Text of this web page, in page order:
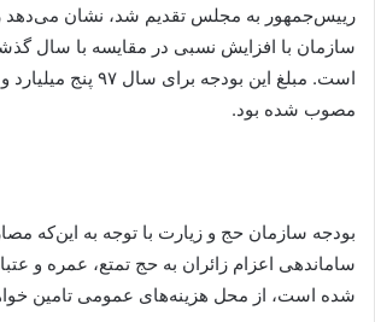
رییس‌جمهور به مجلس تقدیم شد، نشان می‌دهد
سازمان با افزایش نسبی در مقایسه با سال
مصوب شده بود.
بودجه سازمان حج و زیارت با توجه به این‌که
ساماندهی اعزام زائران به حج تمتع، عمره و
شده است، از محل هزینه‌های عمومی تامین